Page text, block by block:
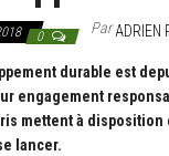
0 ParADRIEN
durable est
engagement
mettent à
lancer.